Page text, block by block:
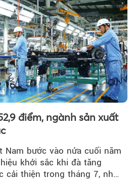
điểm, ngành sản xuất
Nam bước vào nửa cuối năm
khởi sắc khi đà tăng
cải thiện trong tháng 7, nhờ